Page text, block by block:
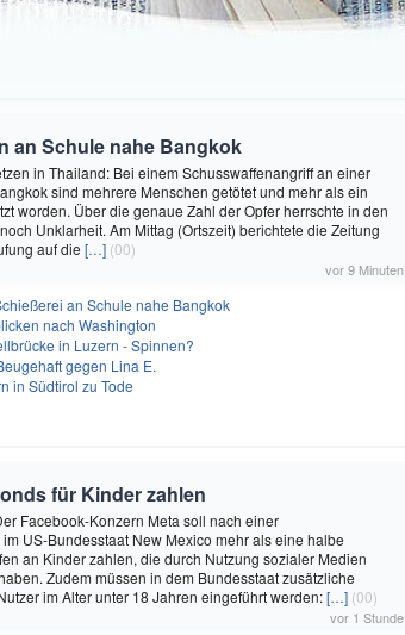
an Schule nahe Bangkok
in Thailand: Bei einem Schusswaffenangriff an einer
sind mehrere Menschen getötet und mehr als ein
worden. Über die genaue Zahl der Opfer herrschte in den
Unklarheit. Am Mittag (Ortszeit) berichtete die Zeitung
auf die […] (00)
vor 9 Minuten
an Schule nahe Bangkok
nach Washington
in Luzern - Spinnen?
gegen Lina E.
in Südtirol zu Tode
für Kinder zahlen
Facebook-Konzern Meta soll nach einer
US-Bundesstaat New Mexico mehr als eine halbe
an Kinder zahlen, die durch Nutzung sozialer Medien
Zudem müssen in dem Bundesstaat zusätzliche
im Alter unter 18 Jahren eingeführt werden:[…] (00)
vor 1 Stunde